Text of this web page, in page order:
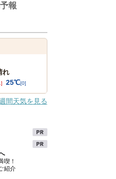
報
れ
25℃[0]
間天気を見る
喫！
紹介